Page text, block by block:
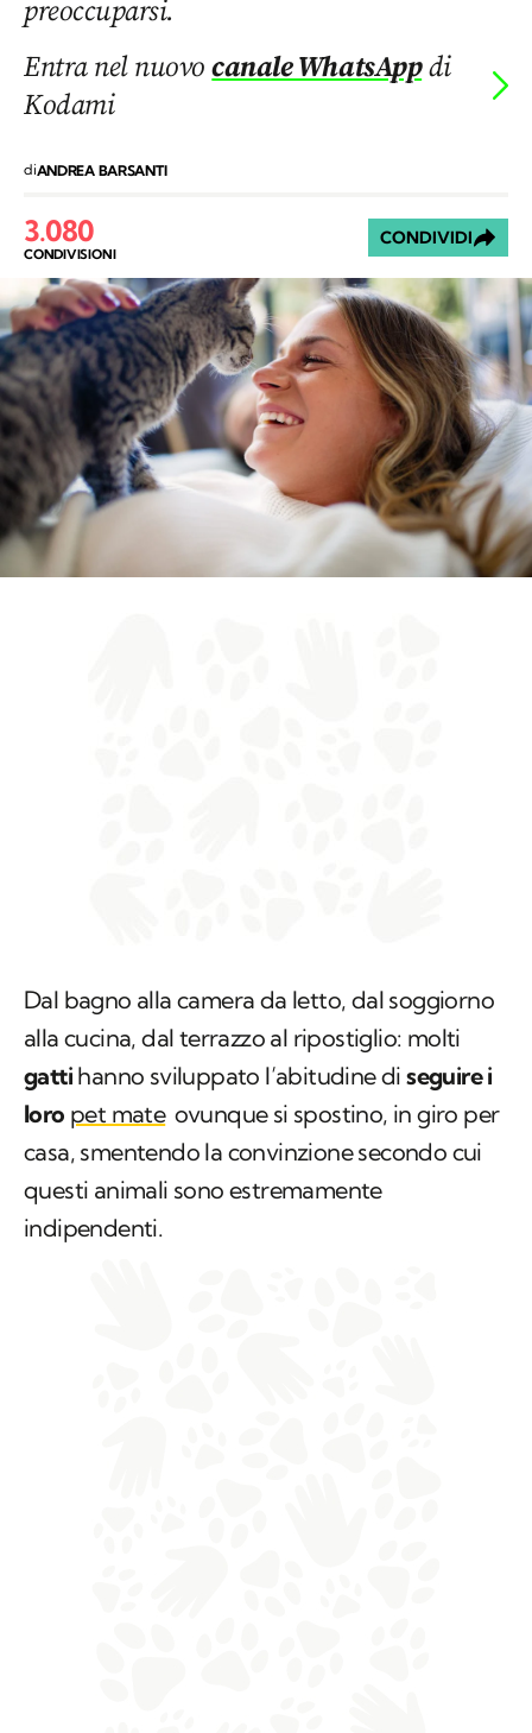
preoccuparsi.
Entra nel nuovocanale WhatsAppdi
Kodami
diANDREA BARSANTI
3.080
CONDIVISIONI
CONDIVIDI
Dal bagno alla camera da letto, dal soggiorno
alla cucina, dal terrazzo al ripostiglio: molti
gatti hanno sviluppato l’abitudine diseguire i
loro pet mate ovunque si spostino, in giro per
casa, smentendo la convinzione secondo cui
questi animali sono estremamente
indipendenti.